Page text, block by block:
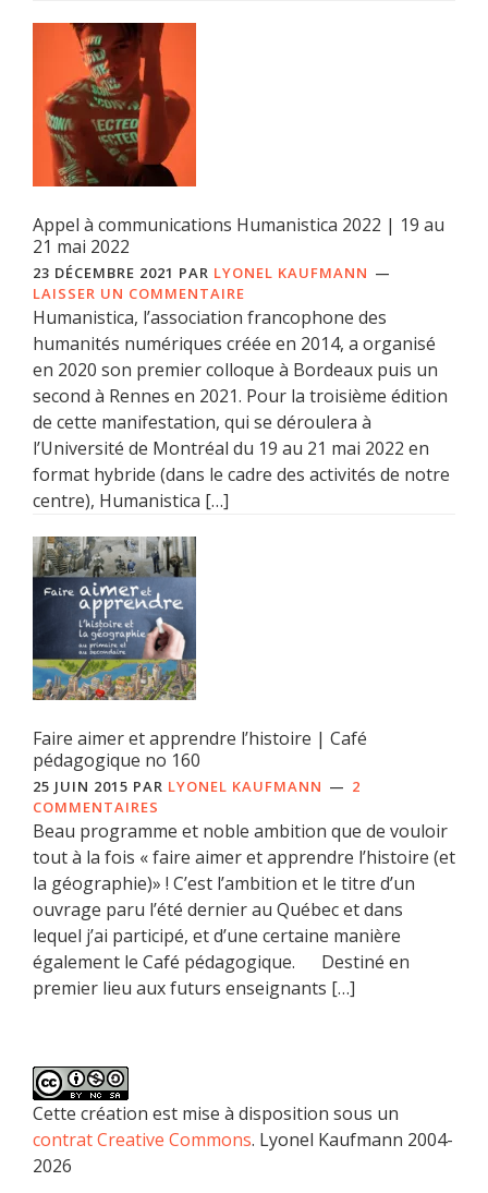
Appel à communications Humanistica 2022 | 19 au
21 mai 2022
23 DÉCEMBRE 2021 PAR LYONEL KAUFMANN
LAISSER UN COMMENTAIRE
Humanistica, l’association francophone des
humanités numériques créée en 2014, a organisé
en 2020 son premier colloque à Bordeaux puis un
second à Rennes en 2021. Pour la troisième édition
de cette manifestation, qui se déroulera à
l’Université de Montréal du 19 au 21 mai 2022 en
format hybride (dans le cadre des activités de notre
centre), Humanistica […]
Faire aimer et apprendre l’histoire | Café
pédagogique no 160
25 JUIN 2015 PAR LYONEL KAUFMANN
2
COMMENTAIRES
Beau programme et noble ambition que de vouloir
tout à la fois « faire aimer et apprendre l’histoire (et
la géographie)» ! C’est l’ambition et le titre d’un
ouvrage paru l’été dernier au Québec et dans
lequel j’ai participé, et d’une certaine manière
également le Café pédagogique. Destiné en
premier lieu aux futurs enseignants […]
Cette création est mise à disposition sous un
contrat Creative Commons. Lyonel Kaufmann 2004-
2026